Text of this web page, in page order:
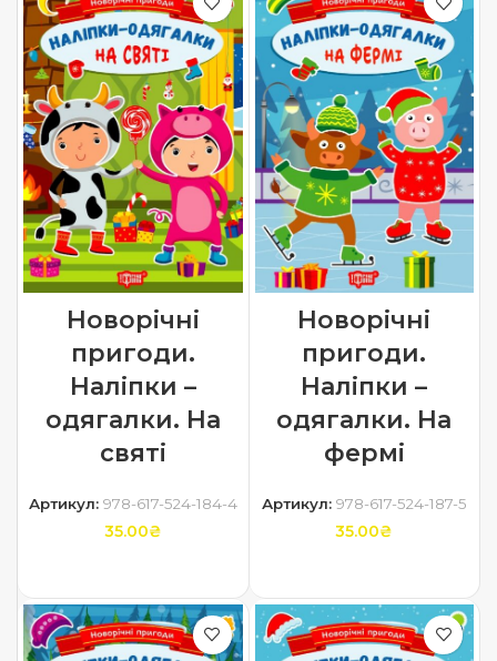
Новорічні
пригоди.
Наліпки –
одягалки. На
святі
Артикул: 978-617-524-184-4
35.00₴
Новорічні
пригоди.
Наліпки –
одягалки. На
фермі
Артикул: 978-617-524-187-5
35.00₴